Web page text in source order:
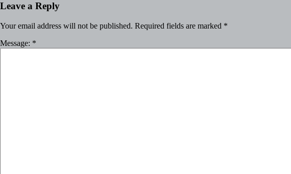
Leave a Reply
Your email address will not be published. Required fields are marked *
Message: *